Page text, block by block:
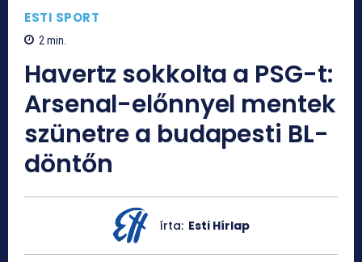
ESTI SPORT
2min.
Havertz sokkolta a PSG-t:
Arsenal-előnnyel mentek
szünetre a budapesti BL-
döntőn
írta: Esti Hírlap